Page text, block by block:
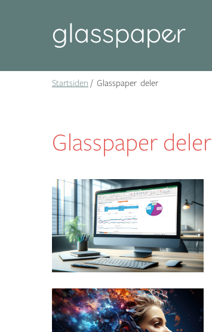
Startsiden Glasspaper deler
Glasspaper deler